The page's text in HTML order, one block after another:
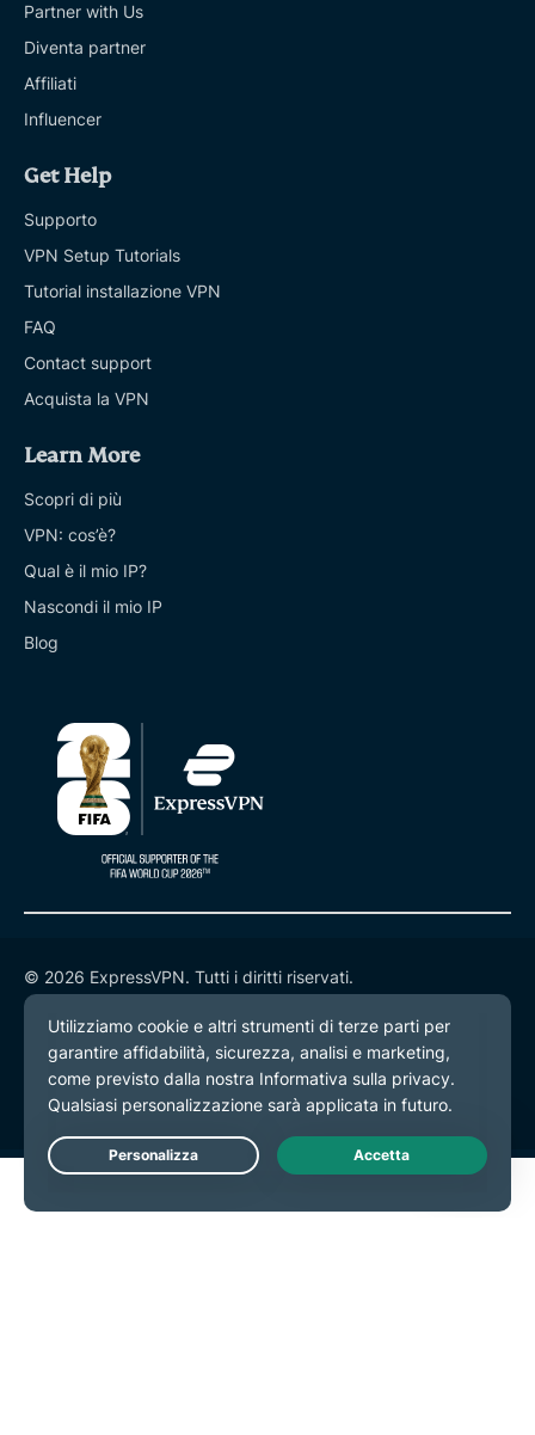
Partner with Us
Diventa partner
Affiliati
Influencer
Get Help
Supporto
VPN Setup Tutorials
Tutorial installazione VPN
FAQ
Contact support
Acquista la VPN
Learn More
Scopri di più
VPN: cos’è?
Qual è il mio IP?
Nascondi il mio IP
Blog
© 2026 ExpressVPN. Tutti i diritti riservati.
Informativa sulla privacy
Termini di servizio
Preferenze cookie
Live Chat